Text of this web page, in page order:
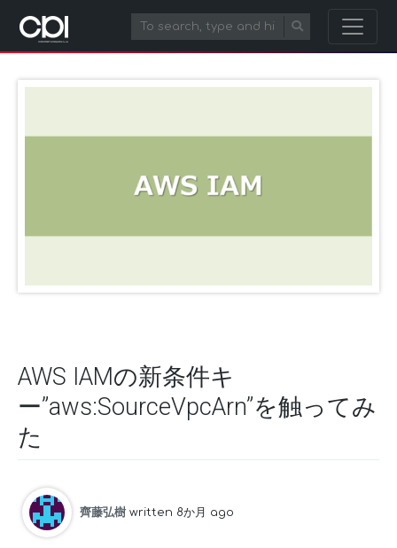
AWS IAMの新条件キ
ー”aws:SourceVpcArn”を触ってみ
た
齊藤弘樹 written 8か月 ago